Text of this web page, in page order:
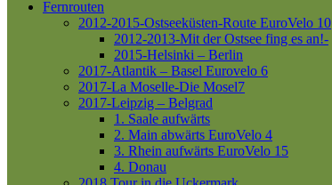
Fernrouten
2012-2015-Ostseeküsten-Route EuroVelo 10
2012-2013-Mit der Ostsee fing es an!-
2015-Helsinki – Berlin
2017-Atlantik – Basel Eurovelo 6
2017-La Moselle-Die Mosel7
2017-Leipzig – Belgrad
1. Saale aufwärts
2. Main abwärts EuroVelo 4
3. Rhein aufwärts EuroVelo 15
4. Donau